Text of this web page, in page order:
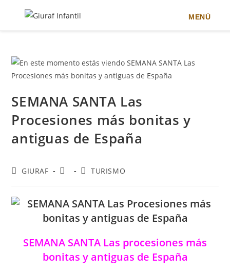
contenido
MENÚ
SEMANA SANTA Las
Procesiones más bonitas y
antiguas de España
Autor
entrada:
GIURAF
Publicación
entrada:
Categoría
entrada:
TURISMO
SEMANA SANTA Las procesiones más
bonitas y antiguas de España